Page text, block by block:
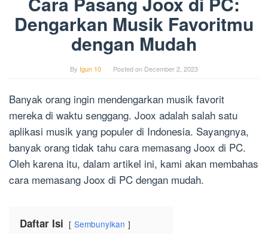
Dengarkan Musik Favoritmu
dengan Mudah
By Igun 10 Posted on December 2, 2023
Banyak orang ingin mendengarkan musik favorit
mereka di waktu senggang. Joox adalah salah satu
aplikasi musik yang populer di Indonesia. Sayangnya,
banyak orang tidak tahu cara memasang Joox di PC.
Oleh karena itu, dalam artikel ini, kami akan membahas
cara memasang Joox di PC dengan mudah.
Daftar Isi Sembunyikan